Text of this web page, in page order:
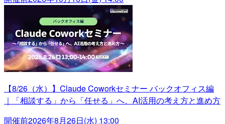
【8/26（水）】Claude Coworkセミナー バックオフィス編
｜「相談する」から「任せる」へ、AI活用の考え方と進め方
開催前2026年8月26日(水) 13:00